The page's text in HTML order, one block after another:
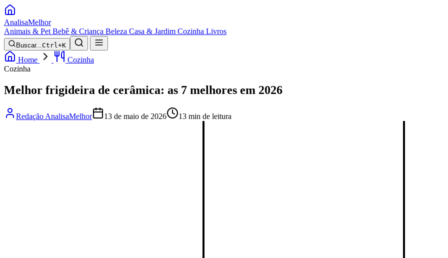
AnalisaMelhor
Animais & Pet Bebê & Criança Beleza Casa & Jardim Cozinha Livros
Buscar...Ctrl+K
Home
Cozinha
Cozinha
Melhor frigideira de cerâmica: as 7 melhores em 2026
Redação AnalisaMelhor 13 de maio de 2026 13 min de leitura